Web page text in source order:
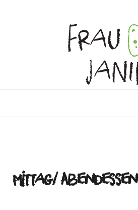
Mittag/ Abendessen